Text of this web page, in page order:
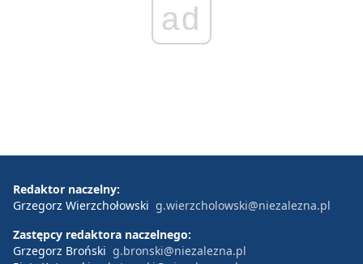
ad
Redaktor naczelny:
Grzegorz Wierzchołowski g.wierzcholowski@niezalezna.pl
Zastępcy redaktora naczelnego:
Grzegorz Broński g.bronski@niezalezna.pl